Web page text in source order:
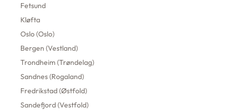
Fetsund
Kløfta
Oslo (Oslo)
Bergen (Vestland)
Trondheim (Trøndelag)
Sandnes (Rogaland)
Fredrikstad (Østfold)
Sandefjord (Vestfold)